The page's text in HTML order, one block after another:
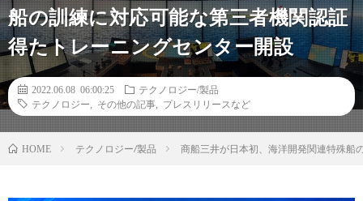
船の訓練に対応可能な第三者機関認証
得たトレーニングセンター開設
2022.06.08 06:00:25
テクノロジー/製品
テクノロジー
その他の記事 プレスリリースなど
HOME テクノロジー/製品 商船三井が日本初、海洋開発関連特殊船